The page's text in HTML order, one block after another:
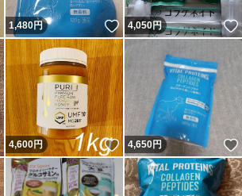
いいね！
1,480円 いいね！
4,050円
いいね！
4,600円 いいね！
4,650円